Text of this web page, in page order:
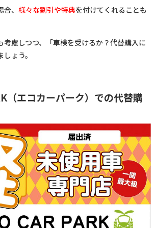
、 様々な割引や特典を付けてくれることも
考慮しつつ、「車検を受けるか？代替購入に
ょう。
（エコカーパーク）での代替購